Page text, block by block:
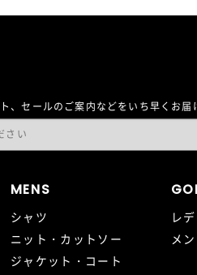
、セールのご案内などをいち早くお届
MENS
シャツ
ニット・カットソー
ジャケット・コート
レ
メ